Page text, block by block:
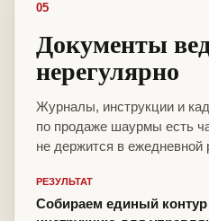
05
Документы
нерегулярно
Журналы, инструкции и
по продаже шаурмы есть
не держится в ежедневной
РЕЗУЛЬТАТ
Собираем единый